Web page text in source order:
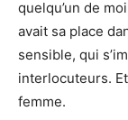
quelqu’un de
avait sa place
sensible, qui
interlocuteurs.
femme.